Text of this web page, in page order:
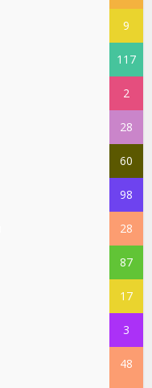
9
117
2
28
60
98
28
87
17
3
48